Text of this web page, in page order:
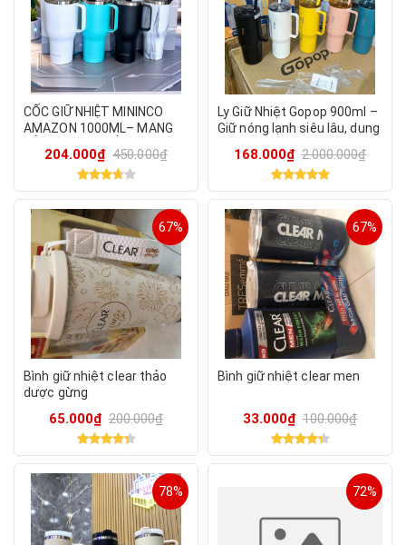
CỐC GIỮ NHIỆT MININCO
AMAZON 1000ML– MANG
MỘT LẦN
204.000₫ 450.000₫
Ly Giữ Nhiệt Gopop 900ml –
Giữ nóng lạnh siêu lâu, dung
168.000₫ 2.000.000₫
67%
Bình giữ nhiệt clear thảo
dược gừng
65.000₫ 200.000₫
67%
Bình giữ nhiệt clear men
33.000₫ 100.000₫
78% 72%